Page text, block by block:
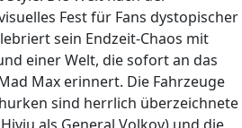
Fest für Fans dystopischer
sein Endzeit-Chaos mit
einer Welt, die sofort an das
Max erinnert. Die Fahrzeuge
sind herrlich überzeichnete